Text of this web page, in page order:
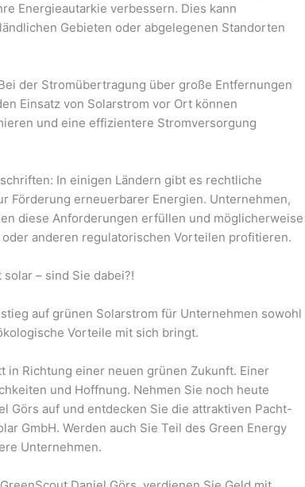
Energieautarkie verbessern. Dies kann
Gebieten oder abgelegenen Standorten
der Stromübertragung über große Entfernungen
Einsatz von Solarstrom vor Ort können
und eine effizientere Stromversorgung
In einigen Ländern gibt es rechtliche
Förderung erneuerbarer Energien. Unternehmen,
diese Anforderungen erfüllen und möglicherweise
anderen regulatorischen Vorteilen profitieren.
– sind Sie dabei?!
auf grünen Solarstrom für Unternehmen sowohl
Vorteile mit sich bringt.
in Richtung einer neuen grünen Zukunft. Einer
und Hoffnung. Nehmen Sie noch heute
Görs auf und entdecken Sie die attraktiven Pacht-
GmbH. Werden auch Sie Teil des Green Energy
Unternehmen.